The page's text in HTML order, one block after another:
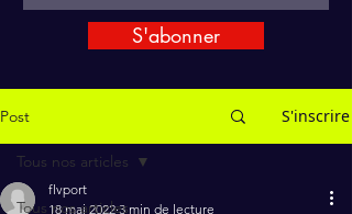
Post S'inscrire
Tous nos articles
Tous nos articles
flvport
18 mai 2022 3 min de lecture
S'abonner